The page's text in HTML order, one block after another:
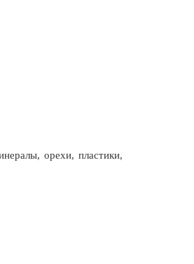
орехи, пластики,